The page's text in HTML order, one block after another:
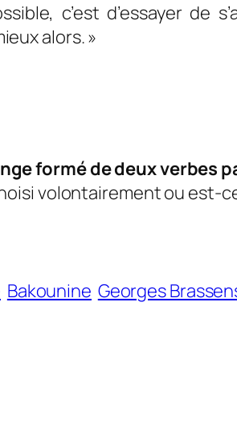
c’est d’essayer de
alors. »
formé de deux verbes
volontairement ou est-
Bakounine Georges